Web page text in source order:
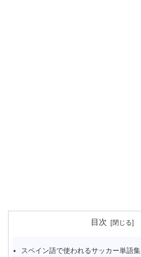
目次
スペイン語で使われるサッカー単語集